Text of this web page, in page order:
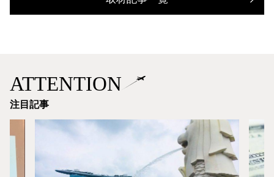
ATTENTION
注目記事